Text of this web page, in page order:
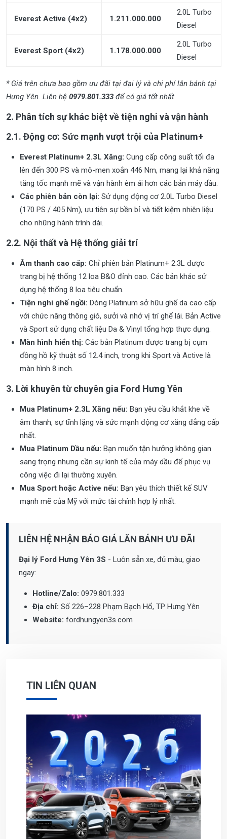
Everest Active (4x2) 1.211.000.000
2.0L Turbo
Diesel
Everest Sport (4x2) 1.178.000.000
2.0L Turbo
Diesel
* Giá trên chưa bao gồm ưu đãi tại đại lý và chi phí lăn bánh tại
Hưng Yên. Liên hệ 0979.801.333 để có giá tốt nhất.
2. Phân tích sự khác biệt về tiện nghi và vận hành
2.1. Động cơ: Sức mạnh vượt trội của Platinum+
Everest Platinum+ 2.3L Xăng: Cung cấp công suất tối đa
lên đến 300 PS và mô-men xoắn 446 Nm, mang lại khả năng
tăng tốc mạnh mẽ và vận hành êm ái hơn các bản máy dầu.
Các phiên bản còn lại: Sử dụng động cơ 2.0L Turbo Diesel
(170 PS / 405 Nm), ưu tiên sự bền bỉ và tiết kiệm nhiên liệu
cho những hành trình dài.
2.2. Nội thất và Hệ thống giải trí
Âm thanh cao cấp: Chỉ phiên bản Platinum+ 2.3L được
trang bị hệ thống 12 loa B&O đỉnh cao. Các bản khác sử
dụng hệ thống 8 loa tiêu chuẩn.
Tiện nghi ghế ngồi: Dòng Platinum sở hữu ghế da cao cấp
với chức năng thông gió, sưởi và nhớ vị trí ghế lái. Bản Active
và Sport sử dụng chất liệu Da & Vinyl tổng hợp thực dụng.
Màn hình hiển thị: Các bản Platinum được trang bị cụm
đồng hồ kỹ thuật số 12.4 inch, trong khi Sport và Active là
màn hình 8 inch.
3. Lời khuyên từ chuyên gia Ford Hưng Yên
Mua Platinum+ 2.3L Xăng nếu: Bạn yêu cầu khắt khe về
âm thanh, sự tĩnh lặng và sức mạnh động cơ xăng đẳng cấp
nhất.
Mua Platinum Dầu nếu: Bạn muốn tận hưởng không gian
sang trọng nhưng cần sự kinh tế của máy dầu để phục vụ
công việc đi lại thường xuyên.
Mua Sport hoặc Active nếu: Bạn yêu thích thiết kế SUV
mạnh mẽ của Mỹ với mức tài chính hợp lý nhất.
LIÊN HỆ NHẬN BÁO GIÁ LĂN BÁNH ƯU ĐÃI
Đại lý Ford Hưng Yên 3S - Luôn sẵn xe, đủ màu, giao
ngay:
Hotline/Zalo: 0979.801.333
Địa chỉ: Số 226–228 Phạm Bạch Hổ, TP Hưng Yên
Website: fordhungyen3s.com
TIN LIÊN QUAN